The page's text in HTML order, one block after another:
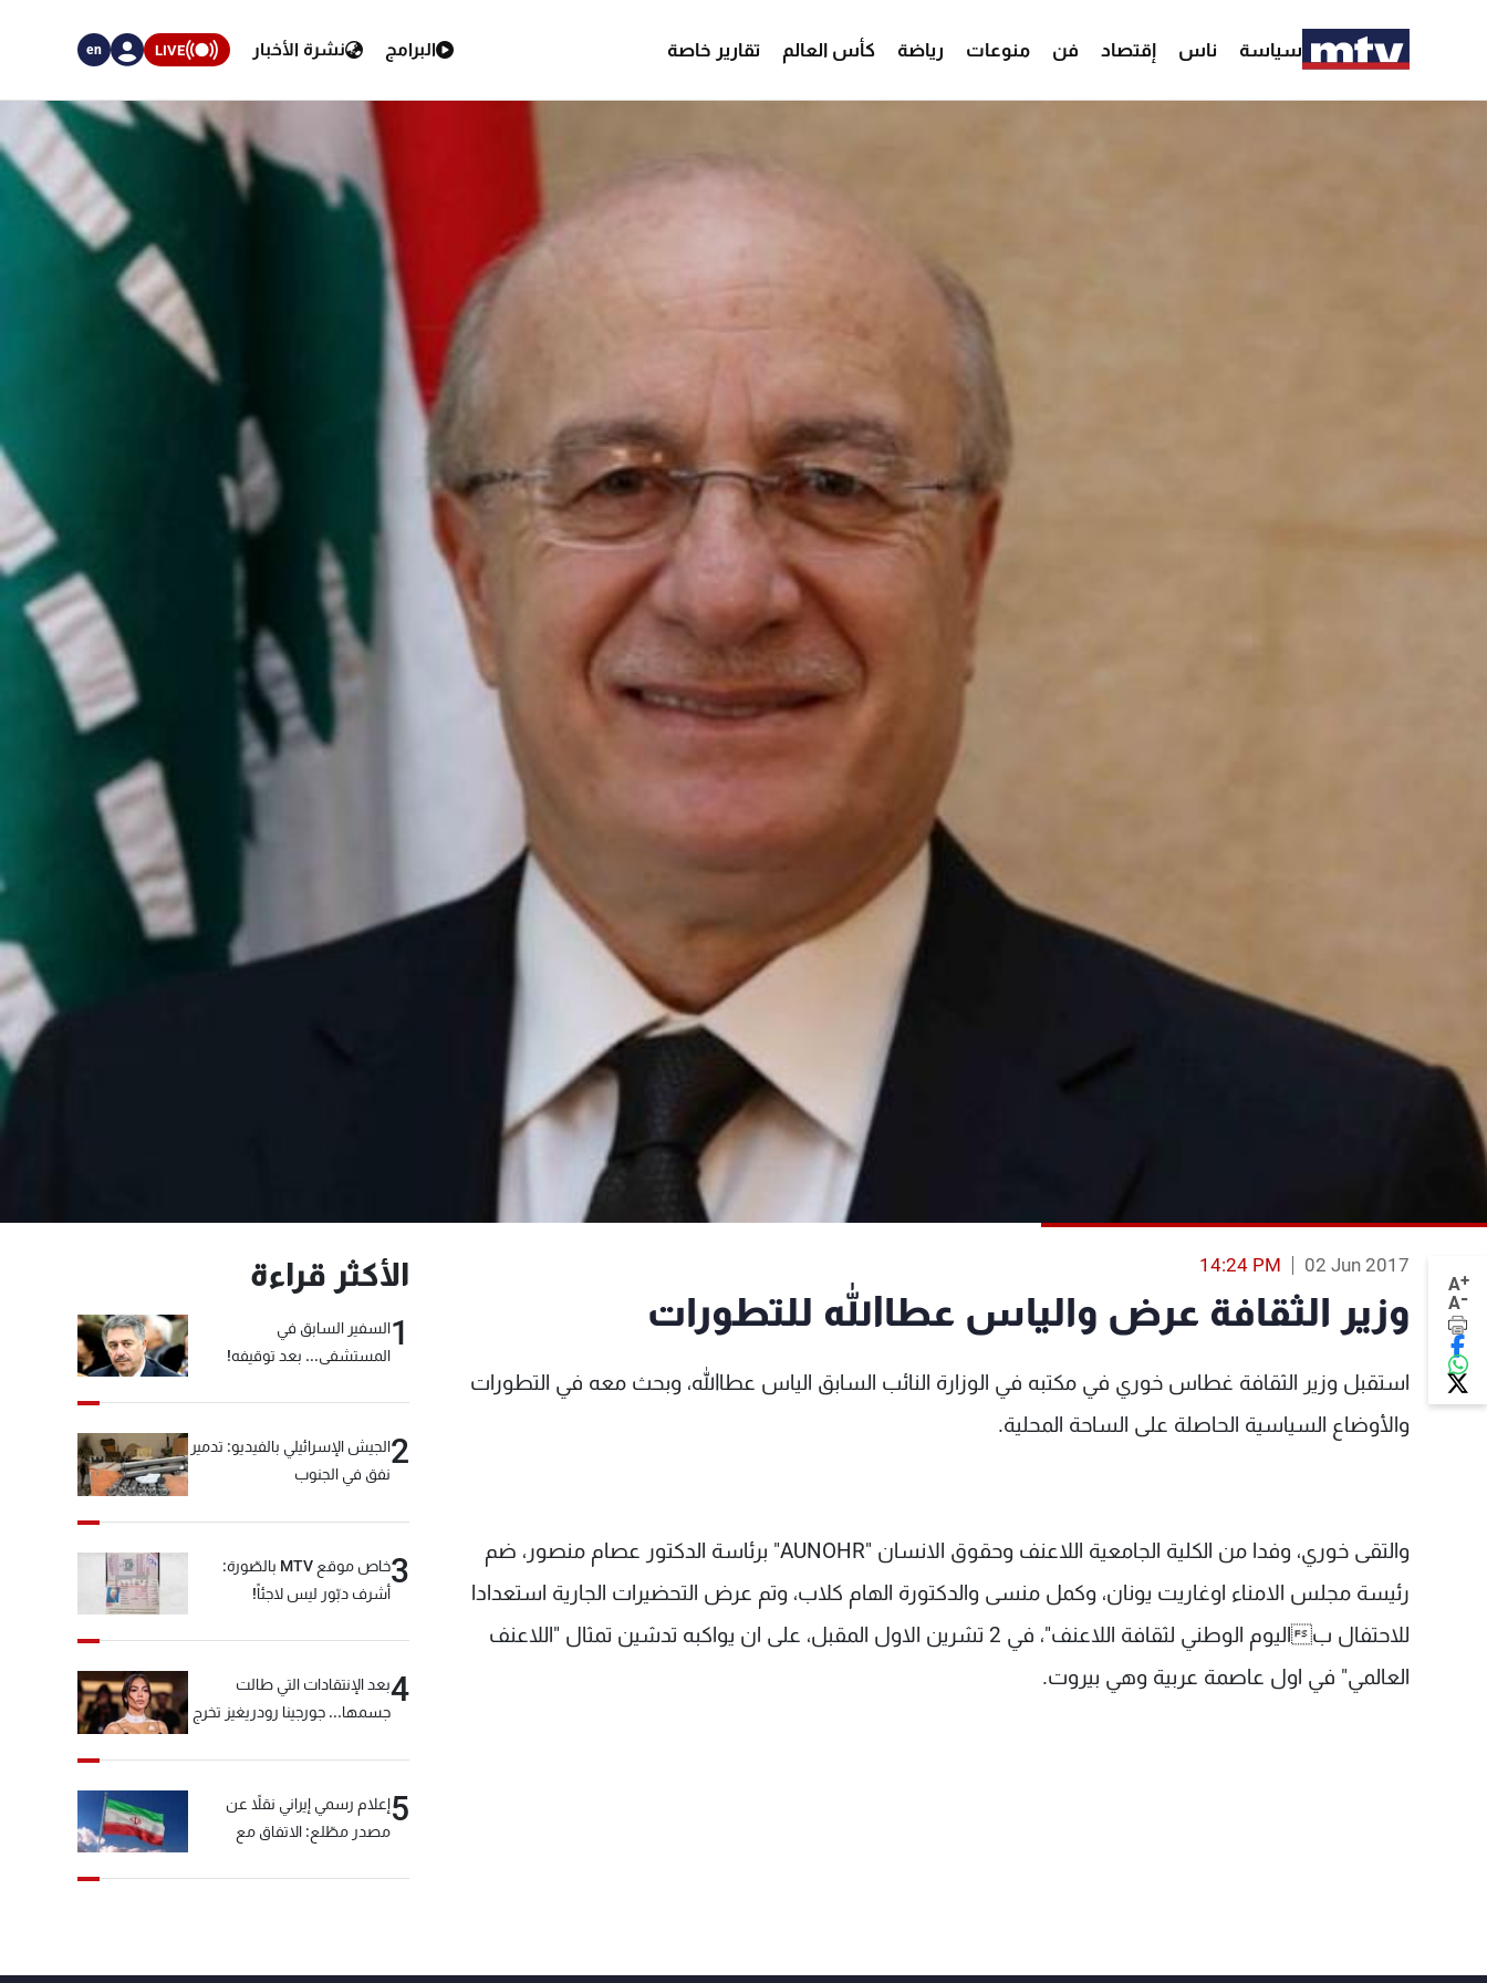
سياسة ناس إقتصاد فن منوعات رياضة كأس العالم تقارير خاصة البرامج نشرة الأخبار LIVE
en
A+
A-
02 Jun 2017
14:24 PM
وزير الثقافة عرض والياس عطاالله للتطورات
استقبل وزير الثقافة غطاس خوري في مكتبه في الوزارة النائب السابق الياس عطاالله، وبحث معه في التطورات
والأوضاع السياسية الحاصلة على الساحة المحلية.
والتقى خوري، وفدا من الكلية الجامعية اللاعنف وحقوق الانسان "AUNOHR" برئاسة الدكتور عصام منصور، ضم
رئيسة مجلس الامناء اوغاريت يونان، وكمل منسى والدكتورة الهام كلاب، وتم عرض التحضيرات الجارية استعدادا
للاحتفال باليوم الوطني لثقافة اللاعنف"، في 2 تشرين الاول المقبل، على ان يواكبه تدشين تمثال "اللاعنف
العالمي" في اول عاصمة عربية وهي بيروت.
الأكثر قراءة
1السفير السابق في
المستشفى... بعد توقيفه!
2الجيش الإسرائيلي بالفيديو: تدمير
نفق في الجنوب
3
خاص موقع MTV بالصّورة:
أشرف دبّور ليس لاجئاً!
4بعد الإنتقادات التي طالت
جسمها... جورجينا رودريغيز تخرج
5إعلام رسمي إيراني نقلاً عن
مصدر مطّلع: الاتفاق مع